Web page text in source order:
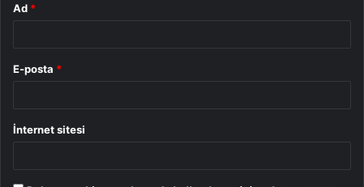
Ad *
E-posta *
İnternet sitesi